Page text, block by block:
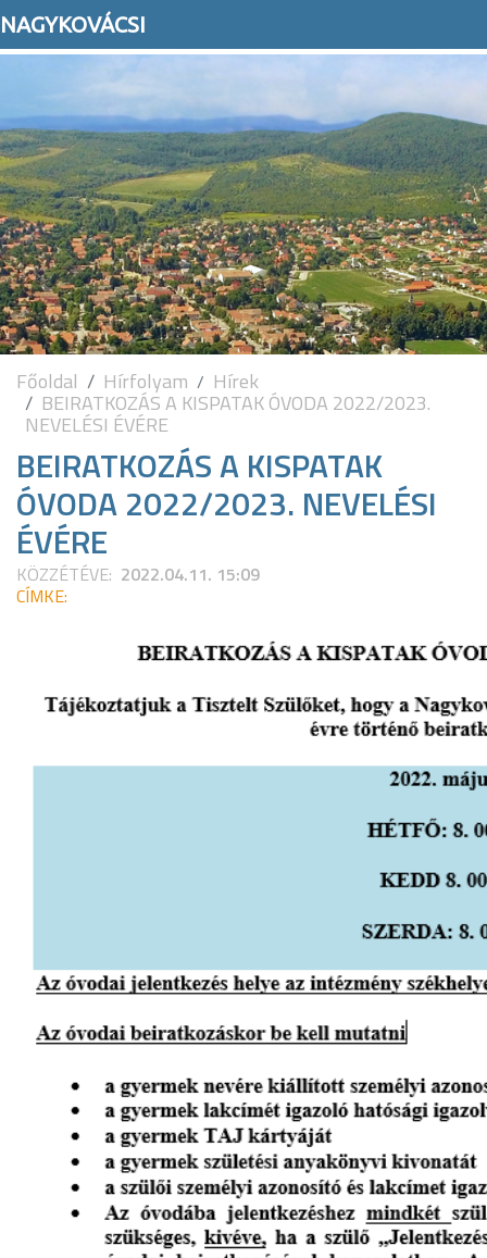
NAGYKOVÁCSI
Főoldal Hírfolyam Hírek
BEIRATKOZÁS A KISPATAK ÓVODA 2022/2023.
NEVELÉSI ÉVÉRE
BEIRATKOZÁS A KISPATAK
ÓVODA 2022/2023. NEVELÉSI
ÉVÉRE
KÖZZÉTÉVE: 2022.04.11. 15:09
CÍMKE: